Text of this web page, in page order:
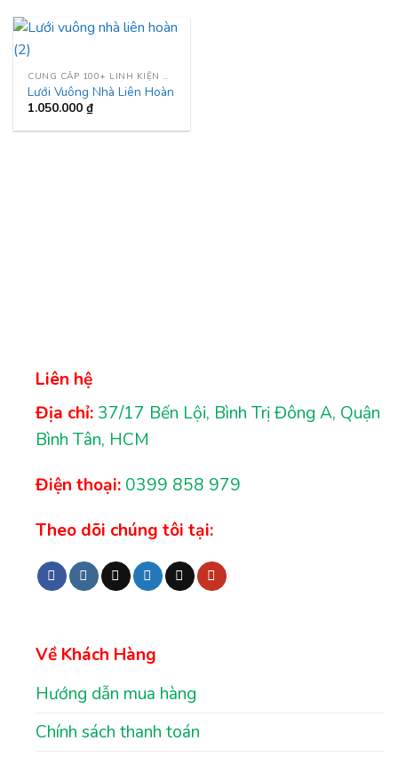
CUNG CẤP 100+ LINH KIỆN NHÀ LIÊN HOÀN
Lưới Vuông Nhà Liên Hoàn
1.050.000₫
Liên hệ
Địa chỉ: 37/17 Bến Lội, Bình Trị Đông A, Quận
Bình Tân, HCM
Điện thoại: 0399 858 979
Theo dõi chúng tôi tại:
Về Khách Hàng
Hướng dẫn mua hàng
Chính sách thanh toán